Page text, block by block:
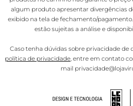
algum produto apresentar divergências
exibido na tela de fechamento/
estão sujeitas a análise e
Caso tenha dúvidas sobre privacidade de
política de privacidade , entre em contato
mail